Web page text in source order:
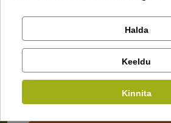
Kontrolli tellimust
Facebook
Google
Lemmikloom
Kauplus
Halda
Keeldu
Kinnita